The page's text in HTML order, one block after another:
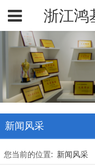
浙江鸿
新闻风采
您当前的位置: 新闻风采